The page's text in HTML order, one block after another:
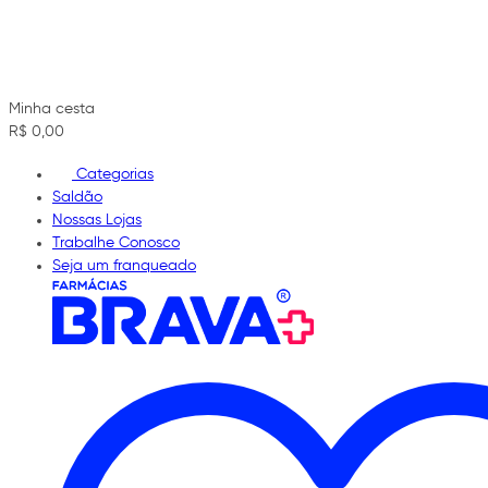
Minha cesta
R$ 0,00
Categorias
Saldão
Nossas Lojas
Trabalhe Conosco
Seja um franqueado